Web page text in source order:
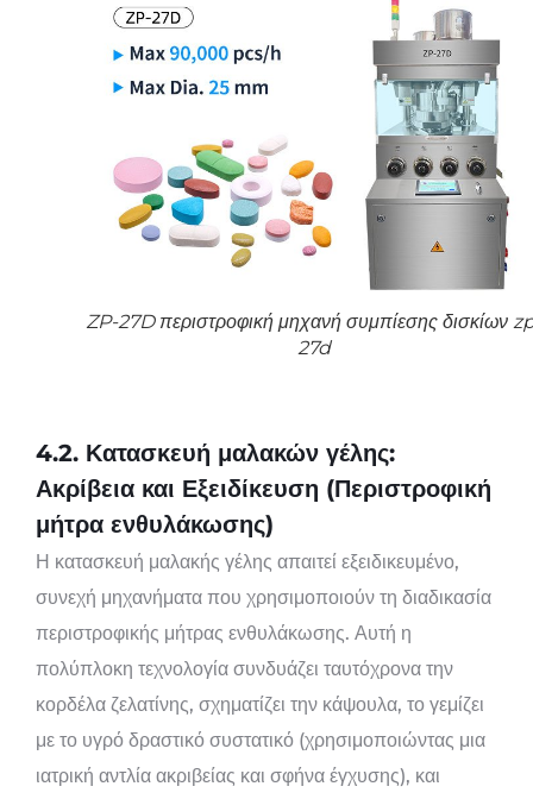
ZP-27D περιστροφική μηχανή συμπίεσης δισκίων
27d
4.2. Κατασκευή μαλακών γέλης:
Ακρίβεια και Εξειδίκευση (Περιστροφική
μήτρα ενθυλάκωσης)
Η κατασκευή μαλακής γέλης απαιτεί εξειδικευμένο,
συνεχή μηχανήματα που χρησιμοποιούν τη διαδικασία
περιστροφικής μήτρας ενθυλάκωσης. Αυτή η
πολύπλοκη τεχνολογία συνδυάζει ταυτόχρονα την
κορδέλα ζελατίνης, σχηματίζει την κάψουλα, το γεμίζει
με το υγρό δραστικό συστατικό (χρησιμοποιώντας μια
ιατρική αντλία ακριβείας και σφήνα έγχυσης), και